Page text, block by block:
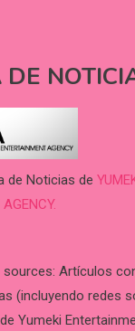
de Noticias de
Artículos
(incluyendo redes
Yumeki